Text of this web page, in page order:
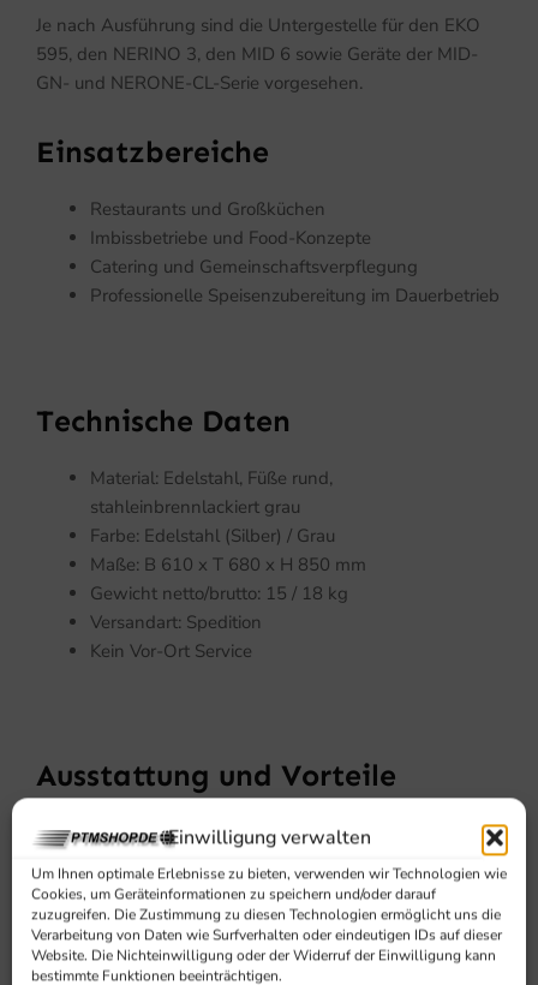
Einwilligung verwalten
Um Ihnen optimale Erlebnisse zu bieten, verwenden wir Technologien wie
Cookies, um Geräteinformationen zu speichern und/oder darauf
zuzugreifen. Die Zustimmung zu diesen Technologien ermöglicht uns die
Verarbeitung von Daten wie Surfverhalten oder eindeutigen IDs auf dieser
Website. Die Nichteinwilligung oder der Widerruf der Einwilligung kann
bestimmte Funktionen beeinträchtigen.
Je nach Ausführung sind die Untergestelle für den EKO
595, den NERINO 3, den MID 6 sowie Geräte der MID-
GN- und NERONE-CL-Serie vorgesehen.
Einsatzbereiche
Restaurants und Großküchen
Imbissbetriebe und Food-Konzepte
Catering und Gemeinschaftsverpflegung
Professionelle Speisenzubereitung im Dauerbetrieb
Technische Daten
Material: Edelstahl, Füße rund,
stahleinbrennlackiert grau
Farbe: Edelstahl (Silber) / Grau
Maße: B 610 x T 680 x H 850 mm
Gewicht netto/brutto: 15 / 18 kg
Versandart: Spedition
Kein Vor-Ort Service
Ausstattung und Vorteile
Untergestell mit 8 Einschüben (Edelstahl) 1/1 GN
für Modell Nerone GN 8
Geeignet für Modell NERINO 3 (Art. Nr. 455-1000)
Geeignet für Modell MID 6 (Art. Nr. 455-1205)
KEIN Vor-Ort Service